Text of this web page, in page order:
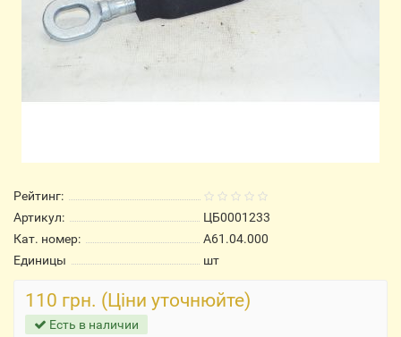
Рейтинг:
Артикул:
ЦБ0001233
Кат. номер:
А61.04.000
Единицы
шт
110 грн. (Ціни уточнюйте)
Есть в наличии